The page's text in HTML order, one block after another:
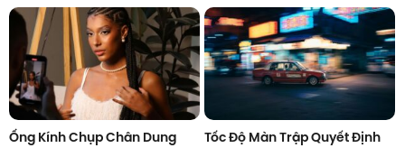
Ống Kính Chụp Chân Dung
Tốc Độ Màn Trập Quyết Định